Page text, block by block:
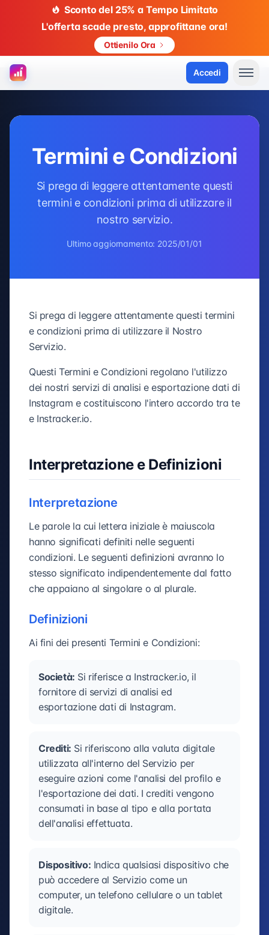
Sconto del 25% a Tempo Limitato
L'offerta scade presto, approfittane ora!
Ottienilo Ora
Accedi
Termini e Condizioni
Si prega di leggere attentamente questi
termini e condizioni prima di utilizzare il
nostro servizio.
Ultimo aggiornamento: 2025/01/01
Si prega di leggere attentamente questi termini
e condizioni prima di utilizzare il Nostro
Servizio.
Questi Termini e Condizioni regolano l'utilizzo
dei nostri servizi di analisi e esportazione dati di
Instagram e costituiscono l'intero accordo tra te
e Instracker.io.
Interpretazione e Definizioni
Interpretazione
Le parole la cui lettera iniziale è maiuscola
hanno significati definiti nelle seguenti
condizioni. Le seguenti definizioni avranno lo
stesso significato indipendentemente dal fatto
che appaiano al singolare o al plurale.
Definizioni
Ai fini dei presenti Termini e Condizioni:
Società: Si riferisce a Instracker.io, il
fornitore di servizi di analisi ed
esportazione dati di Instagram.
Crediti: Si riferiscono alla valuta digitale
utilizzata all'interno del Servizio per
eseguire azioni come l'analisi del profilo e
l'esportazione dei dati. I crediti vengono
consumati in base al tipo e alla portata
dell'analisi effettuata.
Dispositivo: Indica qualsiasi dispositivo che
può accedere al Servizio come un
computer, un telefono cellulare o un tablet
digitale.